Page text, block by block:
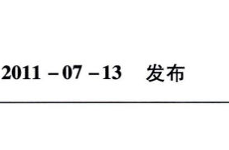
２０１１一０７一１
３ 发布